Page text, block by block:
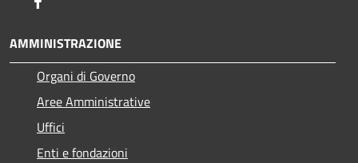
AMMINISTRAZIONE
Organi di Governo
Aree Amministrative
Uffici
Enti e fondazioni